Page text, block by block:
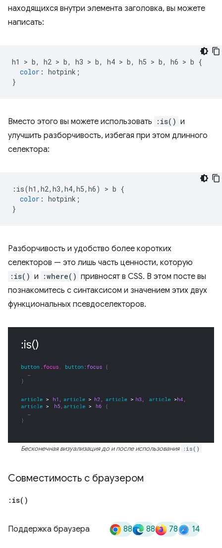
находящихся внутри элемента заголовка, вы можете
написать:
h1 > b, h2 > b, h3 > b, h4 > b, h5 > b, h6 > b {
color : hotpink ;
}
Вместо этого вы можете использовать :is() и
улучшить разборчивость, избегая при этом длинного
селектора:
: is(h1 , h2, h3, h4, h5, h6) > b {
color : hotpink ;
}
Разборчивость и удобство более коротких
селекторов — это лишь часть ценности, которую
:is() и :where() привносят в CSS. В этом посте вы
познакомитесь с синтаксисом и значением этих двух
функциональных псевдоселекторов.
Бесконечная визуализация до и после использования :is()
Совместимость с браузером
: is( )
Поддержка браузера 88 88 78 14